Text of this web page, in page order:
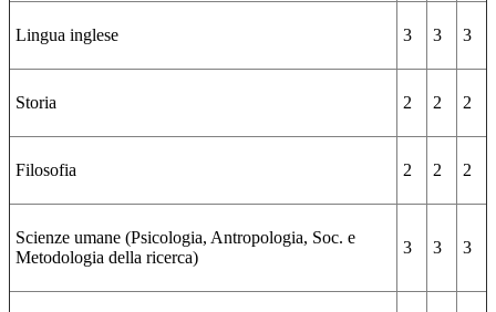
Lingua inglese 3 3 3
Storia 2 2 2
Filosofia 2 2 2
Scienze umane (Psicologia, Antropologia, Soc. e
Metodologia della ricerca)
3 3 3